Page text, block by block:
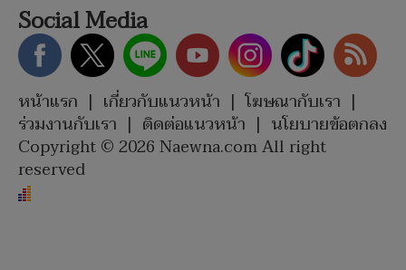
Social Media
หน้าแรก | เกี่ยวกับแนวหน้า | โฆษณากับเรา |
ร่วมงานกับเรา | ติดต่อแนวหน้า | นโยบายข้อตกลง
Copyright © 2026 Naewna.com All right
reserved